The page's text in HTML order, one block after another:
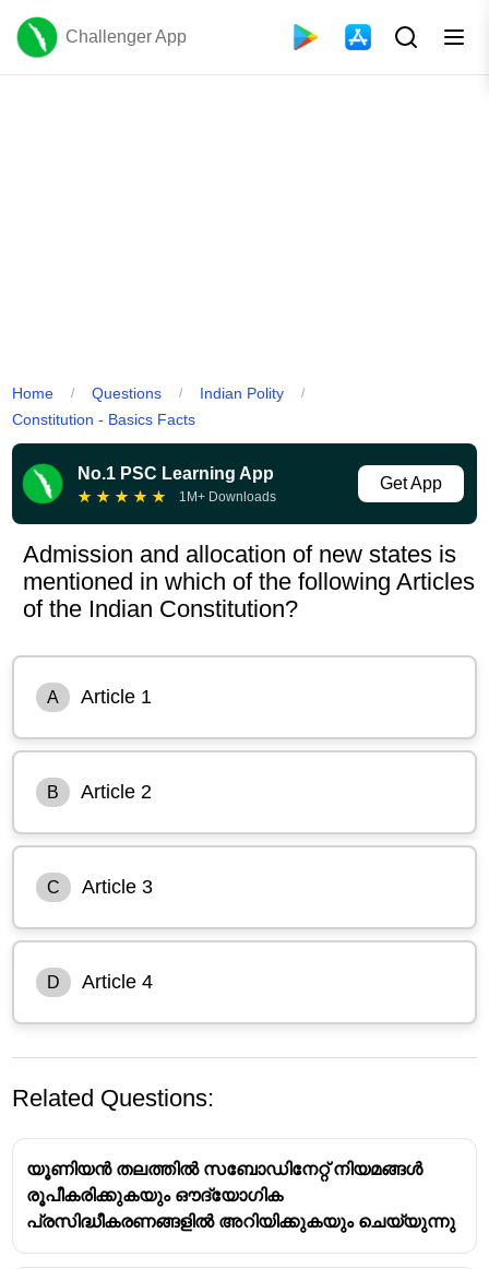
Challenger App
Home / Questions / Indian Polity /
Constitution - Basics Facts
No.1 PSC Learning App
★ ★ ★ ★ ★ 1M+ Downloads
Get App
Admission and allocation of new states is
mentioned in which of the following Articles
of the Indian Constitution?
A Article 1
B Article 2
C Article 3
D Article 4
Related Questions:
യൂണിയൻ തലത്തിൽ സബോഡിനേറ്റ് നിയമങ്ങൾ
രൂപീകരിക്കുകയും ഔദ്യോഗിക
പ്രസിദ്ധീകരണങ്ങളിൽ അറിയിക്കുകയും ചെയ്യുന്നു